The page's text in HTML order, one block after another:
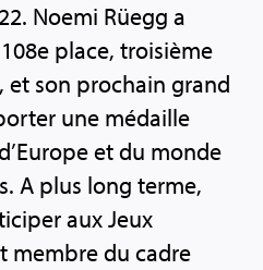
Noemi Rüegg a
place, troisième
et son prochain grand
une médaille
et du monde
A plus long terme,
aux Jeux
membre du cadre